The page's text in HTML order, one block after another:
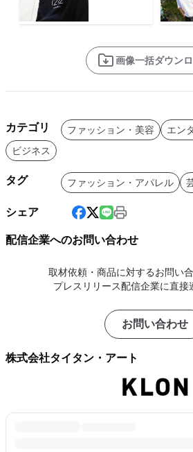
画像一括ダウン
カテゴリ ファッション・美容
エン
ビジネス
タグ ファッション・アパレル
シェア
配信企業へのお問い合わせ
取材依頼・商品に対するお問い
プレスリリース配信企業に直接
お問い合わせ
株式会社タイタン・アート